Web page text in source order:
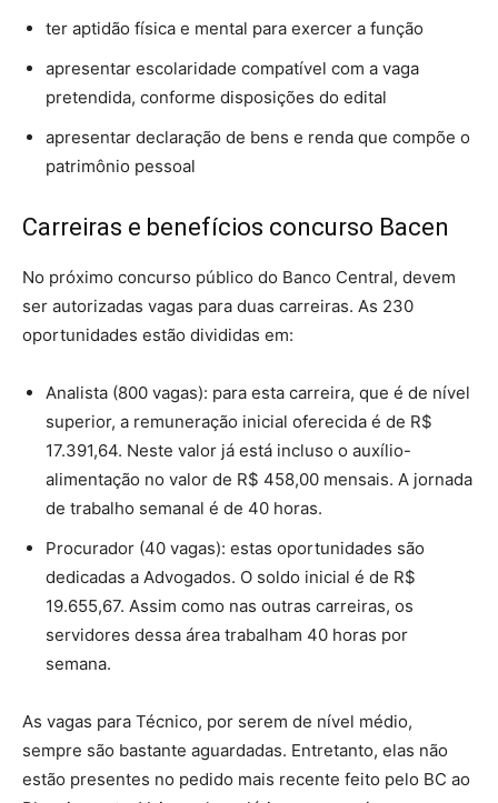
ter aptidão física e mental para exercer a função
apresentar escolaridade compatível com a vaga
pretendida, conforme disposições do edital
apresentar declaração de bens e renda que compõe o
patrimônio pessoal
Carreiras e benefícios concurso Bacen
No próximo concurso público do Banco Central, devem
ser autorizadas vagas para duas carreiras. As 230
oportunidades estão divididas em:
Analista (800 vagas): para esta carreira, que é de nível
superior, a remuneração inicial oferecida é de R$
17.391,64. Neste valor já está incluso o auxílio-
alimentação no valor de R$ 458,00 mensais. A jornada
de trabalho semanal é de 40 horas.
Procurador (40 vagas): estas oportunidades são
dedicadas a Advogados. O soldo inicial é de R$
19.655,67. Assim como nas outras carreiras, os
servidores dessa área trabalham 40 horas por
semana.
As vagas para Técnico, por serem de nível médio,
sempre são bastante aguardadas. Entretanto, elas não
estão presentes no pedido mais recente feito pelo BC ao